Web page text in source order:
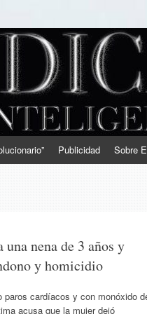
Publicidad Sobre
nena de 3 años y
y homicidio
paros cardíacos y con monóxido
acusa que la mujer dejó